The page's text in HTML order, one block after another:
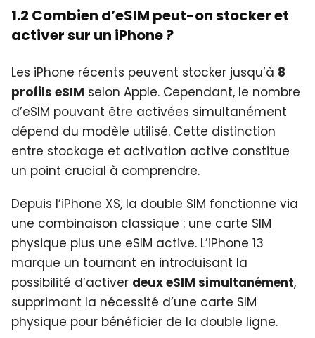
1.2 Combien d’eSIM peut-on stocker et
activer sur un iPhone ?
Les iPhone récents peuvent stocker jusqu’à 8
profils eSIM selon Apple. Cependant, le nombre
d’eSIM pouvant être activées simultanément
dépend du modèle utilisé. Cette distinction
entre stockage et activation active constitue
un point crucial à comprendre.
Depuis l’iPhone XS, la double SIM fonctionne via
une combinaison classique : une carte SIM
physique plus une eSIM active. L’iPhone 13
marque un tournant en introduisant la
possibilité d’activer deux eSIM simultanément,
supprimant la nécessité d’une carte SIM
physique pour bénéficier de la double ligne.